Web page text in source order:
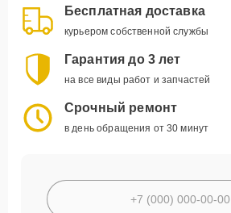
Бесплатная доставка
курьером собственной службы
Гарантия до 3 лет
на все виды работ и запчастей
Срочный ремонт
в день обращения от 30 минут